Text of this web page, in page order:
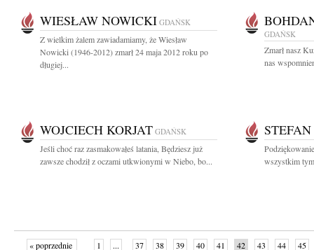
WIESŁAW NOWICKI GDAŃSK
Z wielkim żalem zawiadamiamy, że Wiesław
Nowicki (1946-2012) zmarł 24 maja 2012 roku po
długiej...
GDAŃSK
Zmarł nasz
nas
WOJCIECH KORJAT GDAŃSK
Jeśli choć raz zasmakowałeś latania, Będziesz już
zawsze chodził z oczami utkwionymi w Niebo, bo...
wszystkim
« poprzednie 1 ... 37 38 39 40 41 42 43 44 45